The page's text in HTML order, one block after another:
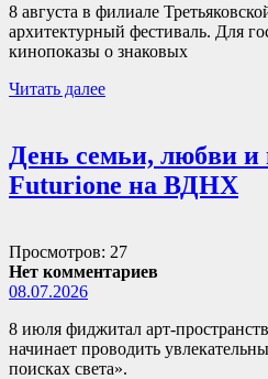
8 августа в филиале
архитектурный фестиваль. Для
кинопоказы о знаковых
Читать далее
День семьи, любви и
Futurione на ВДНХ
Просмотров: 27
Нет комментариев
08.07.2026
8 июля фиджитал арт-
начинает проводить
поисках света».